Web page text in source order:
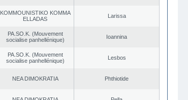
KOMMOUNISTIKO KOMMA
ELLADAS
Larissa
PA.SO.K. (Mouvement
socialise panhellénique)
Ioannina
PA.SO.K. (Mouvement
socialise panhellénique)
Lesbos
NEA DΙMOKRATIA Phthiotide